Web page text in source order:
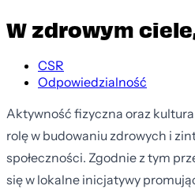
W zdrowym
CSR
Odpowiedzialność
Aktywność fizyczna oraz
rolę w budowaniu zdrowych i
społeczności. Zgodnie z tym
się w lokalne inicjatywy